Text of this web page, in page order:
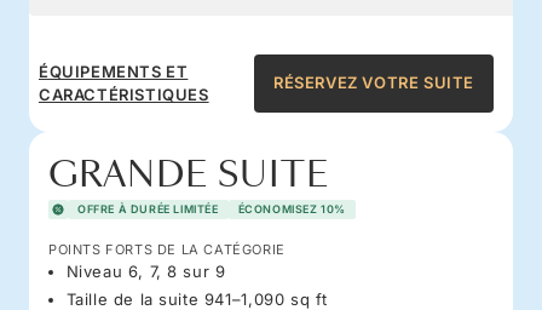
ÉQUIPEMENTS ET
CARACTÉRISTIQUES
RÉSERVEZ VOTRE SUITE
GRANDE SUITE
OFFRE À DURÉE LIMITÉE ÉCONOMISEZ 10%
POINTS FORTS DE LA CATÉGORIE
Niveau 6, 7, 8 sur 9
Taille de la suite 941–1,090 sq ft